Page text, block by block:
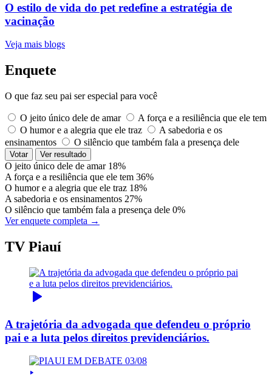
O estilo de vida do pet redefine a estratégia de
vacinação
Veja mais blogs
Enquete
O que faz seu pai ser especial para você
O jeito único dele de amar
A força e a resiliência que ele tem
O humor e a alegria que ele traz
A sabedoria e os
ensinamentos
O silêncio que também fala a presença dele
Votar Ver resultado
O jeito único dele de amar 18%
A força e a resiliência que ele tem 36%
O humor e a alegria que ele traz 18%
A sabedoria e os ensinamentos 27%
O silêncio que também fala a presença dele 0%
Ver enquete completa →
TV Piauí
A trajetória da advogada que defendeu o próprio
pai e a luta pelos direitos previdenciários.